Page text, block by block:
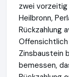
zwei
Heilbronn,
Rückzahlung
Zinsbaustein
bemessen,